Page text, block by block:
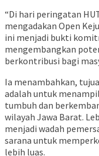
“Di hari peringatan
mengadakan Open
ini menjadi bukti
mengembangkan
berkontribusi bagi
Ia menambahkan,
adalah untuk
tumbuh dan
wilayah Jawa Barat.
menjadi wadah
sarana untuk
lebih luas.